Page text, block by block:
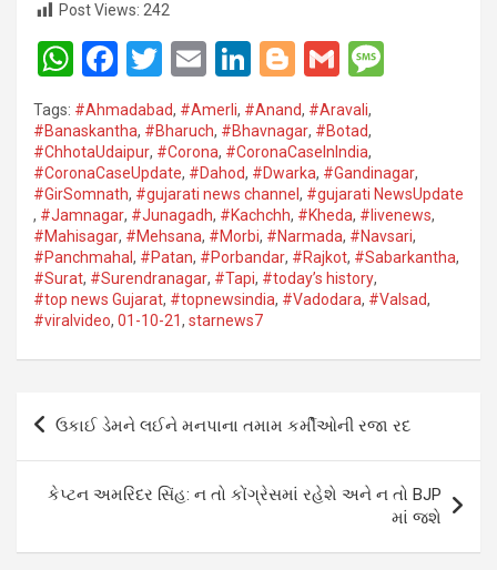
Post Views: 242
W
h
at
s
A
p
p
F
a
ce
b
o
o
k
T
wi
tt
er
E
m
ail
Li
n
ke
dI
n
Bl
o
g
g
er
G
m
ail
a
g
e
Tags: #Ahmadabad, #Amerli, #Anand, #Aravali,
#Banaskantha​, #Bharuch, #Bhavnagar​, #Botad,
#ChhotaUdaipur, #Corona​, #CoronaCaseInIndia,
#CoronaCaseUpdate, #Dahod​, #Dwarka​, #Gandinagar,
#GirSomnath, #gujarati news channel , #gujarati NewsUpdate
, #Jamnagar​, #Junagadh​, #Kachchh, #Kheda​, #livenews,
#Mahisagar​, #Mehsana, #Morbi, #Narmada, #Navsari​,
#Panchmahal , #Patan​, #Porbandar​, #Rajkot​, #Sabarkantha​,
#Surat​, #Surendranagar, #Tapi​, #today’s history,
#top news Gujarat, #topnewsindia, #Vadodara​, #Valsad​,
#viralvideo, 01-10-21, starnews7
Post
ઉકાઈ ડેમને લઈને મનપાના તમામ કર્મીઓની રજા રદ
કેપ્ટન અમરિંદર સિંહ: ન તો કોંગ્રેસમાં રહેશે અને ન તો BJP
માં જશે